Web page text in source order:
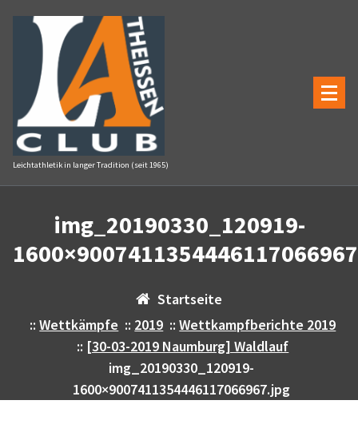
Inhalt
springen
Leichtathletik in langer Tradition (seit 1965)
img_20190330_120919-
Startseite
::Wettkämpfe :: 2019 ::Wettkampfberichte 2019
:: [30-03-2019 Naumburg] Waldlauf
img_20190330_120919-
1600×9007411354446117066967.jpg